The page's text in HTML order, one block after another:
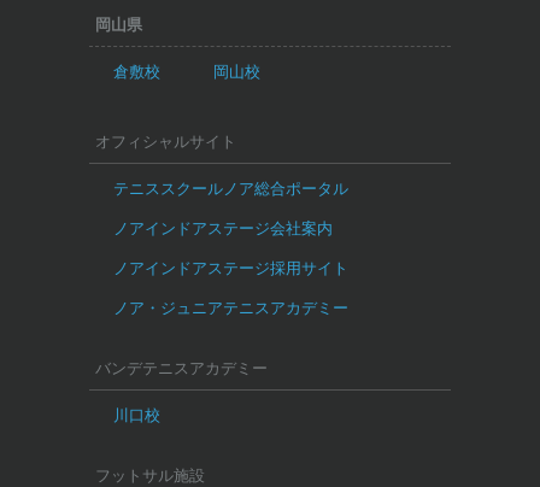
岡山県
倉敷校 岡山校
オフィシャルサイト
テニススクールノア総合ポータル
ノアインドアステージ会社案内
ノアインドアステージ採用サイト
ノア・ジュニアテニスアカデミー
バンデテニスアカデミー
川口校
フットサル施設